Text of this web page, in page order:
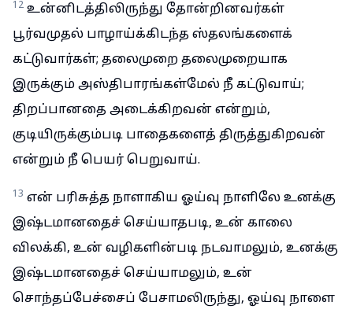
12 உன்னிடத்திலிருந்து தோன்றினவர்கள்
பூர்வமுதல் பாழாய்க்கிடந்த ஸ்தலங்களைக்
கட்டுவார்கள்; தலைமுறை தலைமுறையாக
இருக்கும் அஸ்திபாரங்கள்மேல் நீ கட்டுவாய்;
திறப்பானதை அடைக்கிறவன் என்றும்,
குடியிருக்கும்படி பாதைகளைத் திருத்துகிறவன்
என்றும் நீ பெயர் பெறுவாய்.
13 என் பரிசுத்த நாளாகிய ஓய்வு நாளிலே உனக்கு
இஷ்டமானதைச் செய்யாதபடி, உன் காலை
விலக்கி, உன் வழிகளின்படி நடவாமலும், உனக்கு
இஷ்டமானதைச் செய்யாமலும், உன்
சொந்தப்பேச்சைப் பேசாமலிருந்து, ஓய்வு நாளை